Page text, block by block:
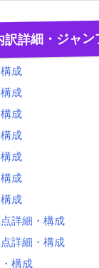
訳詳細・ジャン
成
成
成
成
成
成
成
詳細・構成
詳細・構成
構成